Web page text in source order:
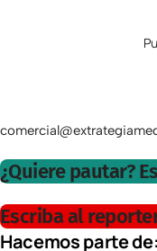
¿Quiere pautar?
Escriba al
Hacemos parte de: